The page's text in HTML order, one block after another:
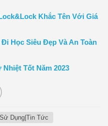
Khắc Tên Với Giá
Học Siêu Đẹp Và An Toàn
Tốt Năm 2023
Dụng|Tin Tức